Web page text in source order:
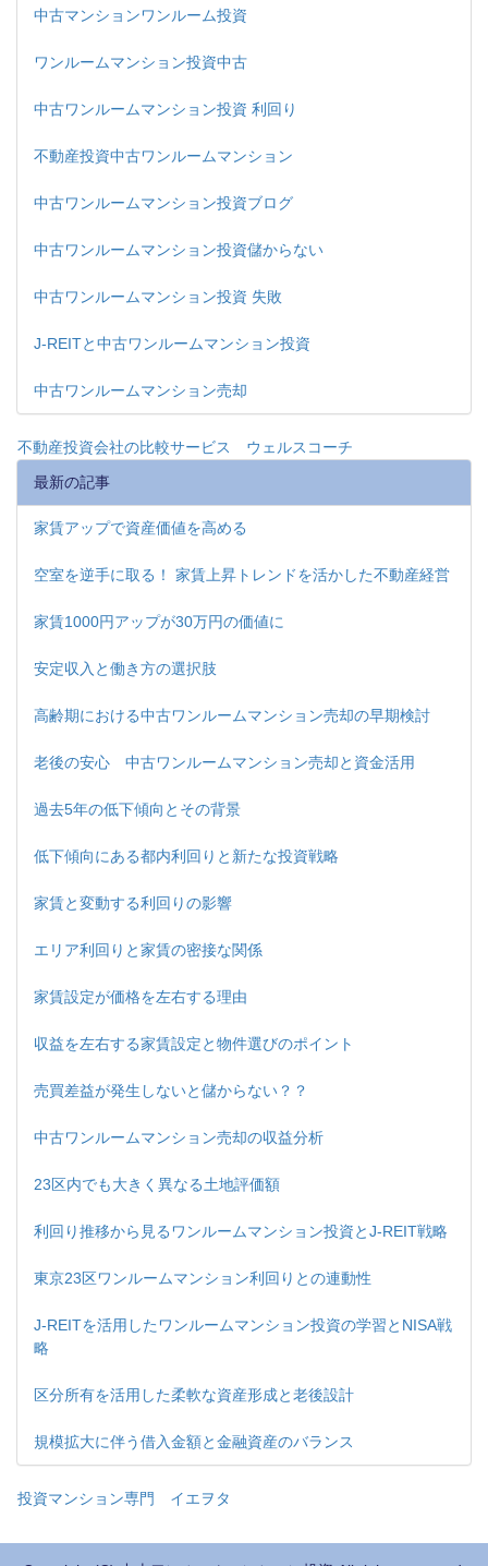
中古マンションワンルーム投資
ワンルームマンション投資中古
中古ワンルームマンション投資 利回り
不動産投資中古ワンルームマンション
中古ワンルームマンション投資ブログ
中古ワンルームマンション投資儲からない
中古ワンルームマンション投資 失敗
J-REITと中古ワンルームマンション投資
中古ワンルームマンション売却
不動産投資会社の比較サービス ウェルスコーチ
最新の記事
家賃アップで資産価値を高める
空室を逆手に取る！ 家賃上昇トレンドを活かした不動産経営
家賃1000円アップが30万円の価値に
安定収入と働き方の選択肢
高齢期における中古ワンルームマンション売却の早期検討
老後の安心 中古ワンルームマンション売却と資金活用
過去5年の低下傾向とその背景
低下傾向にある都内利回りと新たな投資戦略
家賃と変動する利回りの影響
エリア利回りと家賃の密接な関係
家賃設定が価格を左右する理由
収益を左右する家賃設定と物件選びのポイント
売買差益が発生しないと儲からない？？
中古ワンルームマンション売却の収益分析
23区内でも大きく異なる土地評価額
利回り推移から見るワンルームマンション投資とJ-REIT戦略
東京23区ワンルームマンション利回りとの連動性
J-REITを活用したワンルームマンション投資の学習とNISA戦
略
区分所有を活用した柔軟な資産形成と老後設計
規模拡大に伴う借入金額と金融資産のバランス
投資マンション専門 イエヲタ